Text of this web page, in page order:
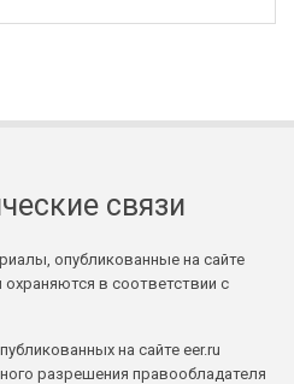
связи
опубликованные на сайте
охраняются в соответствии с
на сайте eer.ru
разрешения правообладателя